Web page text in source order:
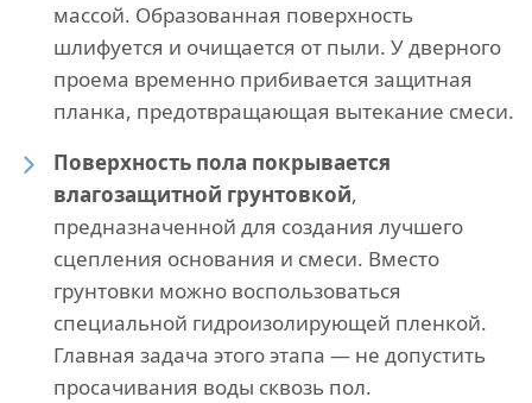
массой. Образованная поверхность
шлифуется и очищается от пыли. У дверного
проема временно прибивается защитная
планка, предотвращающая вытекание смеси.
Поверхность пола покрывается
влагозащитной грунтовкой,
предназначенной для создания лучшего
сцепления основания и смеси. Вместо
грунтовки можно воспользоваться
специальной гидроизолирующей пленкой.
Главная задача этого этапа — не допустить
просачивания воды сквозь пол.